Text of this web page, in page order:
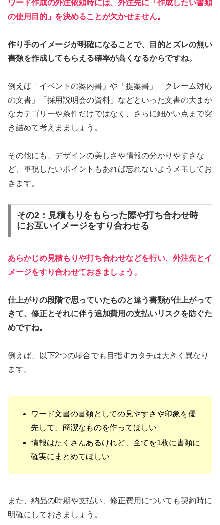
ワード作成の外注依頼時には、外注先に「作成したい書類
の使用目的」を決めることが欠かせません。
作り手のイメージが明確になることで、目的とズレの無い
書類を作成してもらえる確率が高くなるからですね。
例えば「イベントの案内書」や「提案書」「クレーム対応
の文書」「採用説明会の資料」などといった文書の大まか
なカテゴリーや条件だけではなく、さらに細かい点まで突
き詰めて考えまましょう。
その他にも、デザインの美しさや情報の分かりやすさな
ど、重視したいポイントもあれば忘れないようメモしてお
きます。
その2：見積もりをもらった際や打ち合わせ時
にお互いイメージをすり合わせる
あらかじめ見積もりや打ち合わせなどを行い、外注先とイ
メージをすり合わせておきましょう。
仕上がりの段階で思っていたものと違う書類が仕上がって
きて、修正とそれに伴う追加費用の支払いリスクを防ぐた
めですね。
例えば、以下2つの場合でも目指すカタチは大きく異なり
ます。
ワード文書の書類としての見やすさや印象を優
先して、簡潔なものを作ってほしい
情報はたくさんあるけれど、全てを1枚に書類に
確実にまとめてほしい
また、納品の時期や支払い、修正費用についても契約時に
明確にしておきましょう。